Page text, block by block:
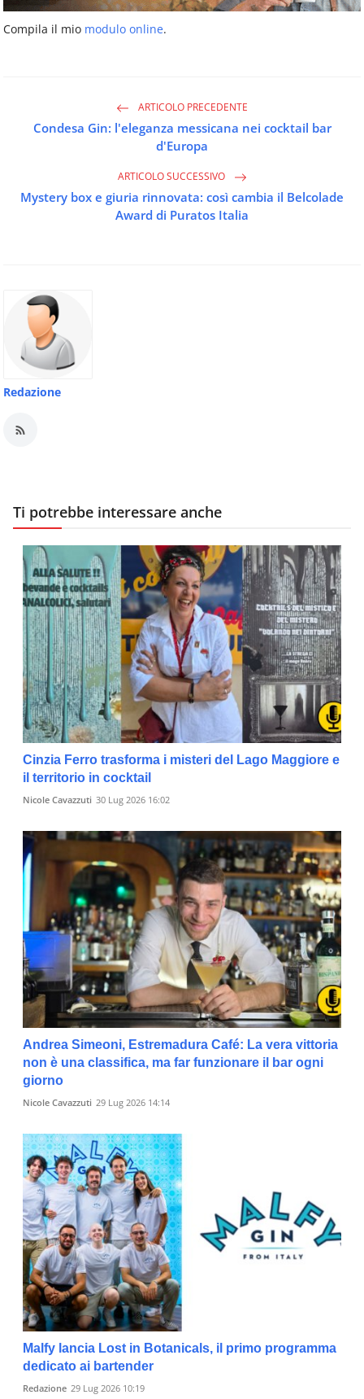
Compila il mio modulo online.
ARTICOLO PRECEDENTE
Condesa Gin: l'eleganza messicana nei cocktail bar
d'Europa
ARTICOLO SUCCESSIVO
Mystery box e giuria rinnovata: così cambia il Belcolade
Award di Puratos Italia
Redazione
Ti potrebbe interessare anche
Cinzia Ferro trasforma i misteri del Lago Maggiore e
il territorio in cocktail
Nicole Cavazzuti 30 Lug 2026 16:02
Andrea Simeoni, Estremadura Café: La vera vittoria
non è una classifica, ma far funzionare il bar ogni
giorno
Nicole Cavazzuti 29 Lug 2026 14:14
Malfy lancia Lost in Botanicals, il primo programma
dedicato ai bartender
Redazione 29 Lug 2026 10:19